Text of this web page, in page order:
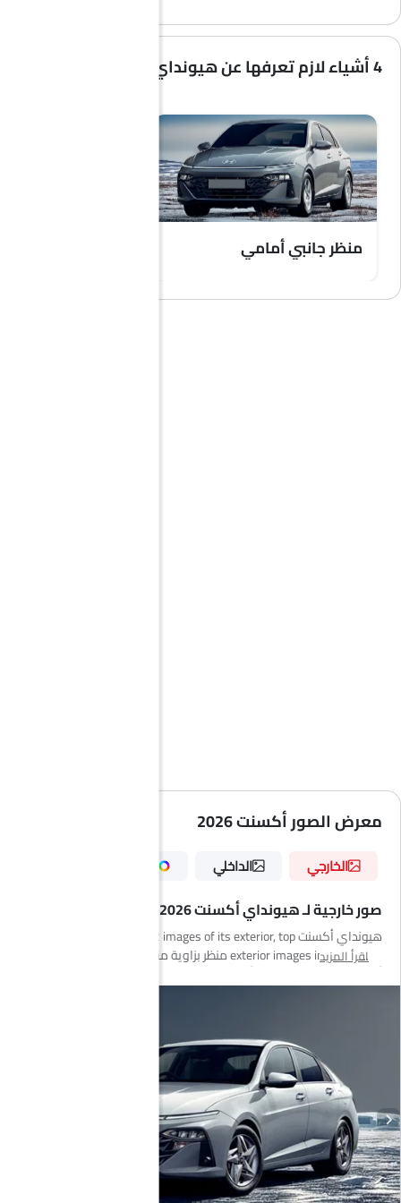
4 أشياء لازم تعرفها عن هيونداي أكسنت
منظر جانبي أمامي
معرض الصور أكسنت 2026
الخارجي الداخلي
صور خارجية لـ هيونداي أكسنت 2026
2026 exterior images include منظر بزاوية منخفضة من الأمام, منظر
أمامي كامل, منظر جانبي أمامي, منظر جانبي, منظر خلفي كامل, منظر
الزاوية الخلفية, مصباح أمامي, مصباح خلفي, فتحة السقف/القمرية,
اقرأ المزيد